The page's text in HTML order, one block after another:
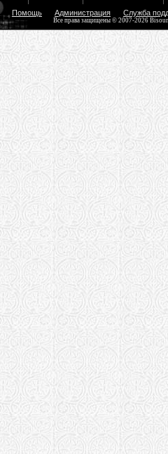
Помощь Администрация Служба
Все права защищены © 2007-2026